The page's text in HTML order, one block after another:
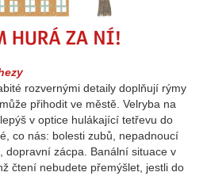
rozvernými detaily doplňují rýmy
přihodit ve městě. Velryba na
v optice hulákající tetřevu do
co nás: bolesti zubů, nepadnoucí
dopravní zácpa. Banální situace v
čtení nebudete přemýšlet, jestli do